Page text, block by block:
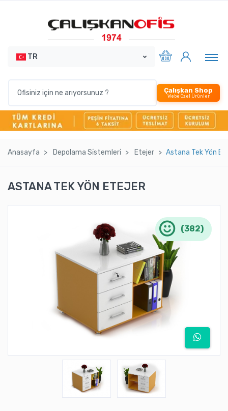
TR
Çalışkan Shop
Webe Özel Ürünler
Anasayfa Depolama Si̇stemleri̇ Etejer Astana Tek Yön
ASTANA TEK YÖN ETEJER
(382)